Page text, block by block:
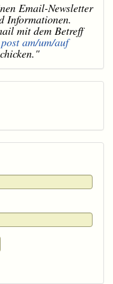
Email-Newsletter
Informationen.
mit dem Betreff
post am/um/auf